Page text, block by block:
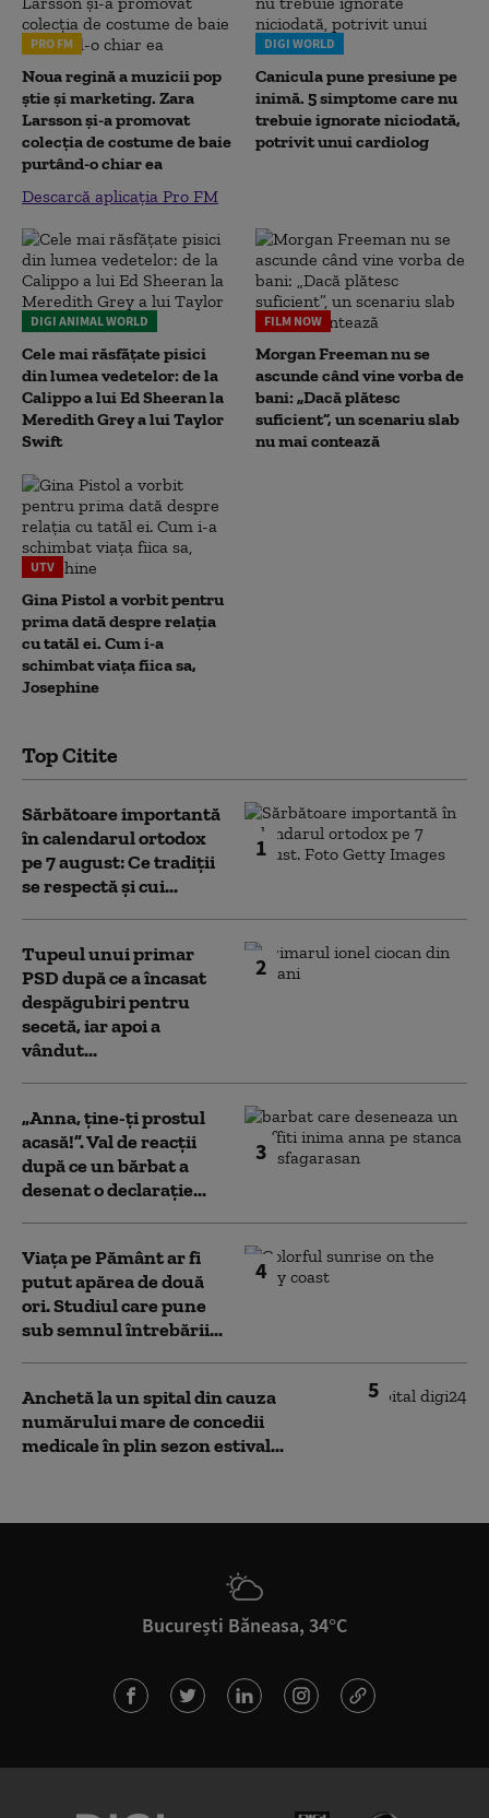
PRO FM
Noua regină a muzicii pop
știe și marketing. Zara
Larsson și-a promovat
colecția de costume de baie
purtând-o chiar ea
Descarcă aplicația Pro FM
DIGI WORLD
Canicula pune presiune pe
inimă. 5 simptome care nu
trebuie ignorate niciodată,
potrivit unui cardiolog
DIGI ANIMAL WORLD
Cele mai răsfățate pisici
din lumea vedetelor: de la
Calippo a lui Ed Sheeran la
Meredith Grey a lui Taylor
Swift
FILM NOW
Morgan Freeman nu se
ascunde când vine vorba de
bani: „Dacă plătesc
suficient”, un scenariu slab
nu mai contează
UTV
Gina Pistol a vorbit pentru
prima dată despre relația
cu tatăl ei. Cum i-a
schimbat viața fiica sa,
Josephine
Top Citite
1
Sărbătoare importantă
în calendarul ortodox
pe 7 august: Ce tradiții
se respectă și cui...
2
Tupeul unui primar
PSD după ce a încasat
despăgubiri pentru
secetă, iar apoi a
vândut...
3
„Anna, ţine-ţi prostul
acasă!”. Val de reacții
după ce un bărbat a
desenat o declarație...
4
Viața pe Pământ ar fi
putut apărea de două
ori. Studiul care pune
sub semnul întrebării...
5
Anchetă la un spital din cauza
numărului mare de concedii
medicale în plin sezon estival...
București Băneasa, 34°C